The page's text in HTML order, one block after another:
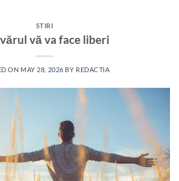
STIRI
vă va face liberi
ON MAY 28, 2026 BY REDACTIA